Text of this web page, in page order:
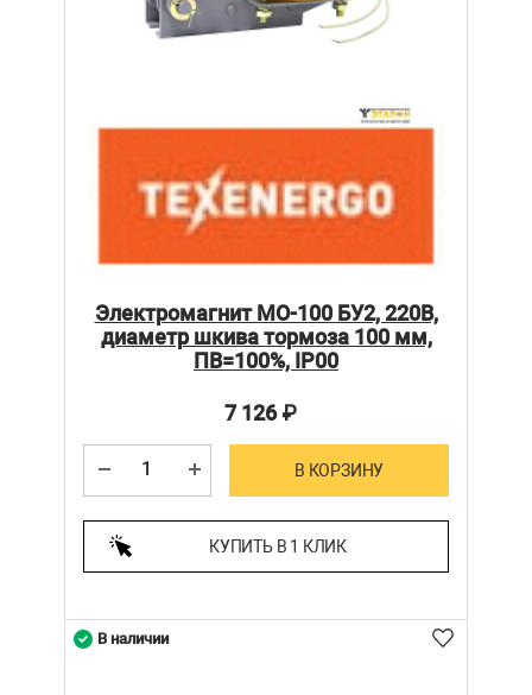
Электромагнит МО-100 БУ2, 220В,
диаметр шкива тормоза 100 мм,
ПВ=100%, IP00
7 126₽
В КОРЗИНУ
КУПИТЬ В 1 КЛИК
В наличии